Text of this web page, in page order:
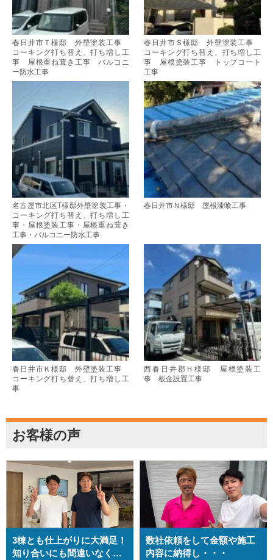
春日井市Ｔ様邸 外壁塗装工事
コーキング打ち替え、打ち増し工
事 屋根重ね葺き工事 バルコニ
ー防水工事
春日井市Ｓ様邸 外壁塗装工事
コーキング打ち替え、打ち増し工
事 屋根塗装工事 トップコート
工事
名古屋市北区T様邸外壁塗装工事・
コーキング打ち替え、打ち増し工
事・屋根塗装工事・屋根重ね葺き
工事・バルコニー防水工事
春日井市Ｎ様邸 屋根漆喰工事
春日井市Ｋ様邸 外壁塗装工事
コーキング打ち替え、打ち増し工
事
西春日井郡Ｈ様邸 屋根塗装工
事 板金設置工事
お客様の声
3棟とも仕上がりに大満足！
知り合いにも間違いなくお
数社依頼をして金額や施工
内容に納得し・・・